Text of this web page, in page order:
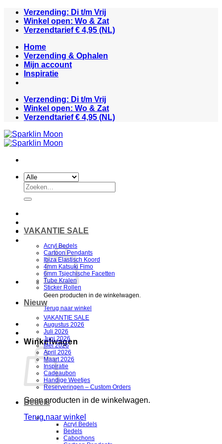
naar
inhoud
Verzending: Di t/m Vrij
Winkel open: Wo & Zat
Verzendtarief € 4,95 (NL)
Home
Verzending & Ophalen
Mijn account
Inspiratie
Verzending: Di t/m Vrij
Winkel open: Wo & Zat
Verzendtarief € 4,95 (NL)
Zoeken
naar:
Geen producten in de winkelwagen.
Terug naar winkel
Winkelwagen
Geen producten in de winkelwagen.
Terug naar winkel
VAKANTIE SALE
Acryl Bedels
Cartoon Pendants
Ibiza Elastisch Koord
4mm Katsuki Fimo
6mm Tsjechische Facetten
Tube Kralen
Sticker Rollen
Nieuw
VAKANTIE SALE
Augustus 2026
Juli 2026
Juni 2026
Mei 2026
April 2026
Maart 2026
Inspiratie
Cadeaubon
Handige Weetjes
Reserveringen – Custom Orders
Bedels
.
Acryl Bedels
Bedels
Cabochons